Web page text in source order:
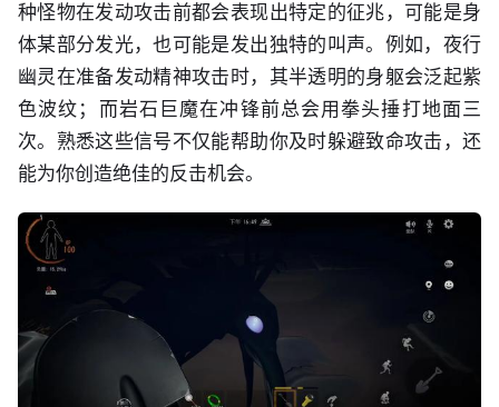
种怪物在发动攻击前都会表现出特定的征兆，可能是身
体某部分发光，也可能是发出独特的叫声。例如，夜行
幽灵在准备发动精神攻击时，其半透明的身躯会泛起紫
色波纹；而岩石巨魔在冲锋前总会用拳头捶打地面三
次。熟悉这些信号不仅能帮助你及时躲避致命攻击，还
能为你创造绝佳的反击机会。